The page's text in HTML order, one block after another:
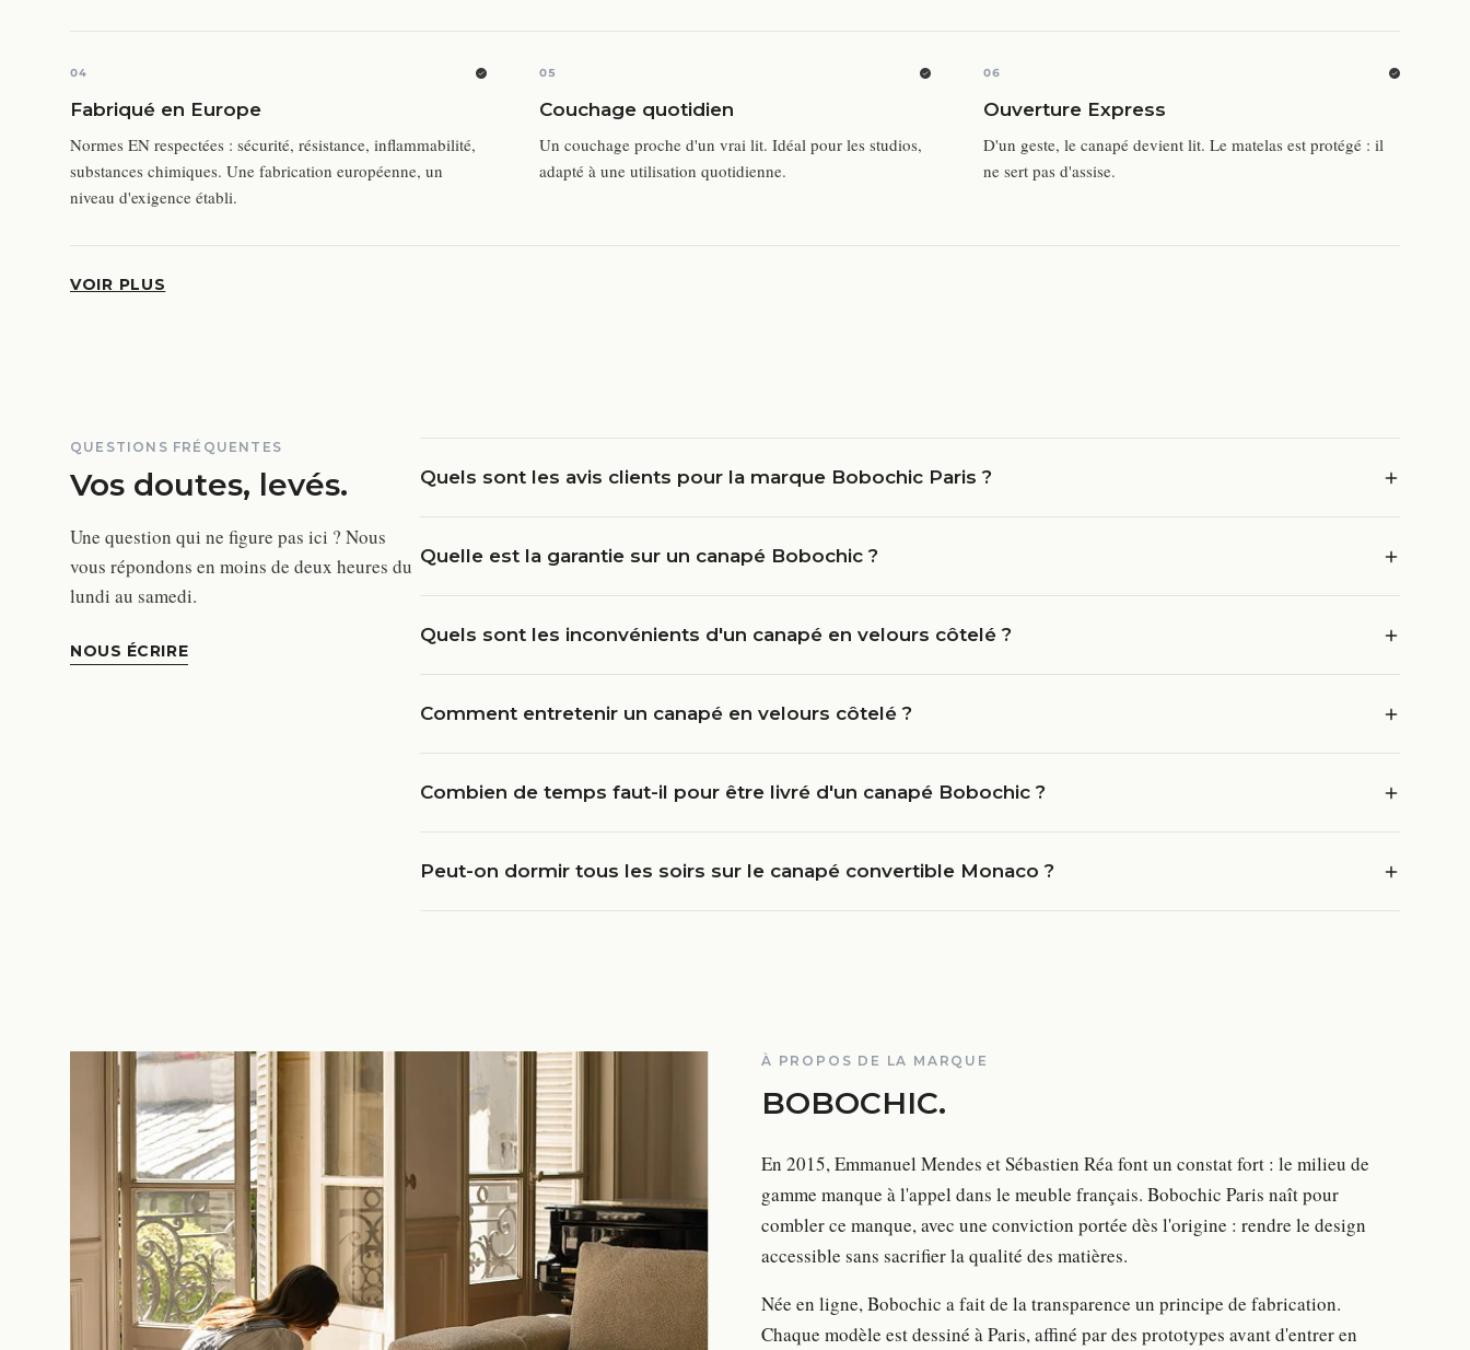
04
Fabriqué en Europe
Normes EN respectées : sécurité, résistance, inflammabilité,
substances chimiques. Une fabrication européenne, un
niveau d'exigence établi.
05
Couchage quotidien
Un couchage proche d'un vrai lit. Idéal pour les studios,
adapté à une utilisation quotidienne.
06
Ouverture Express
D'un geste, le canapé devient lit. Le matelas est protégé : il
ne sert pas d'assise.
VOIR PLUS
QUESTIONS FRÉQUENTES
Vos doutes, levés.
Une question qui ne figure pas ici ? Nous
vous répondons en moins de deux heures du
lundi au samedi.
NOUS ÉCRIRE
Quels sont les avis clients pour la marque Bobochic Paris ?
Quelle est la garantie sur un canapé Bobochic ?
Quels sont les inconvénients d'un canapé en velours côtelé ?
Comment entretenir un canapé en velours côtelé ?
Combien de temps faut-il pour être livré d'un canapé Bobochic ?
Peut-on dormir tous les soirs sur le canapé convertible Monaco ?
À PROPOS DE LA MARQUE
BOBOCHIC.
En 2015, Emmanuel Mendes et Sébastien Réa font un constat fort : le milieu de
gamme manque à l'appel dans le meuble français. Bobochic Paris naît pour
combler ce manque, avec une conviction portée dès l'origine : rendre le design
accessible sans sacrifier la qualité des matières.
Née en ligne, Bobochic a fait de la transparence un principe de fabrication.
Chaque modèle est dessiné à Paris, affiné par des prototypes avant d'entrer en